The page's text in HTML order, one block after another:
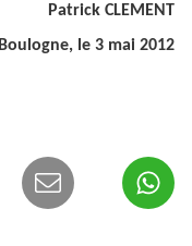
Patrick CLEMENT
Boulogne, le 3 mai 2012